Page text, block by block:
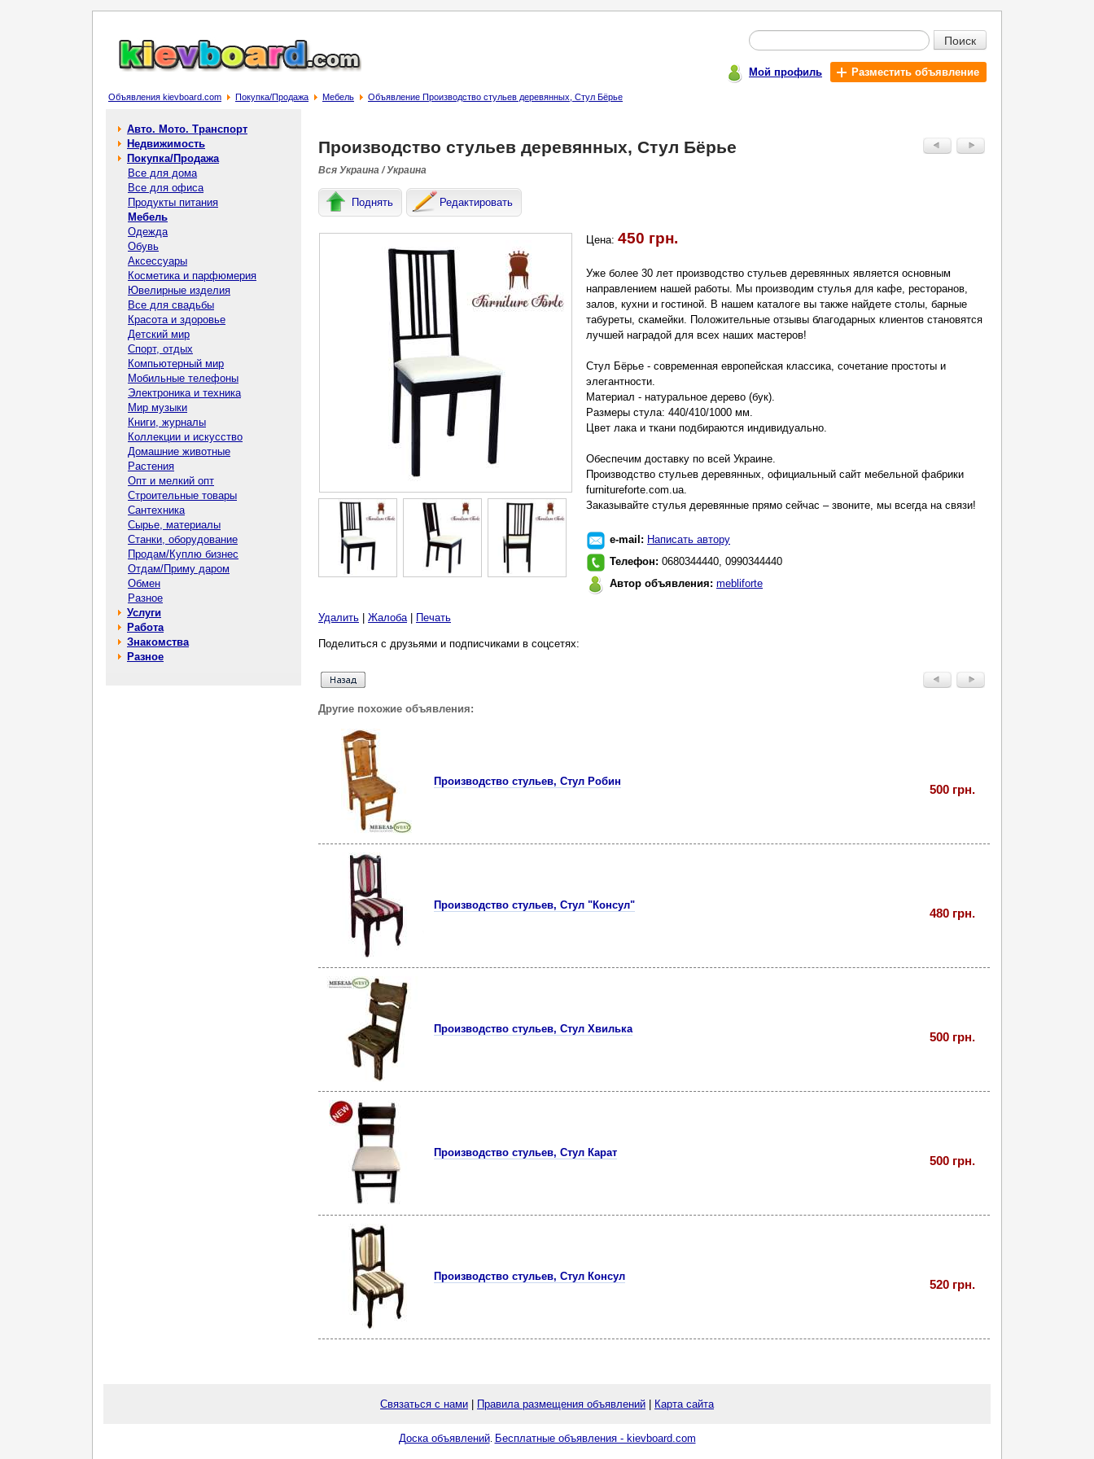
Поиск
Мой профиль Разместить объявление
Объявления kievboard.com Покупка/Продажа Мебель Объявление Производство стульев деревянных, Стул Бёрье
Авто. Мото. Транспорт
Недвижимость
Покупка/Продажа
Все для дома
Все для офиса
Продукты питания
Мебель
Одежда
Обувь
Аксессуары
Косметика и парфюмерия
Ювелирные изделия
Все для свадьбы
Красота и здоровье
Детский мир
Спорт, отдых
Компьютерный мир
Мобильные телефоны
Электроника и техника
Мир музыки
Книги, журналы
Коллекции и искусство
Домашние животные
Растения
Опт и мелкий опт
Строительные товары
Сантехника
Сырье, материалы
Станки, оборудование
Продам/Куплю бизнес
Отдам/Приму даром
Обмен
Разное
Услуги
Работа
Знакомства
Разное
Производство стульев деревянных, Стул Бёрье
Вся Украина / Украина
Поднять Редактировать
Цена: 450 грн.
Уже более 30 лет производство стульев деревянных является основным
направлением нашей работы. Мы производим стулья для кафе, ресторанов,
залов, кухни и гостиной. В нашем каталоге вы также найдете столы, барные
табуреты, скамейки. Положительные отзывы благодарных клиентов становятся
лучшей наградой для всех наших мастеров!
Стул Бёрье - современная европейская классика, сочетание простоты и
элегантности.
Материал - натуральное дерево (бук).
Размеры стула: 440/410/1000 мм.
Цвет лака и ткани подбираются индивидуально.
Обеспечим доставку по всей Украине.
Производство стульев деревянных, официальный сайт мебельной фабрики
furnitureforte.com.ua.
Заказывайте стулья деревянные прямо сейчас – звоните, мы всегда на связи!
e-mail: Написать автору
Телефон: 0680344440, 0990344440
Автор объявления: mebliforte
Удалить Жалоба| Печать
Поделиться с друзьями и подписчиками в соцсетях:
Другие похожие объявления:
Производство стульев, Стул Робин
500 грн.
Производство стульев, Стул "Консул"
480 грн.
Производство стульев, Стул Хвилька
500 грн.
Производство стульев, Стул Карат
500 грн.
Производство стульев, Стул Консул
520 грн.
Связаться с нами Правила размещения объявлений Карта сайта
Доска объявлений. Бесплатные объявления - kievboard.com